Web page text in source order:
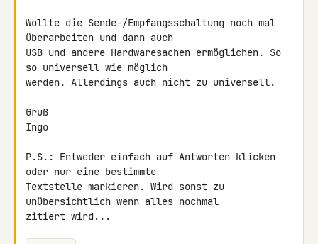
Wollte die Sende-/Empfangsschaltung noch mal
überarbeiten und dann auch
USB und andere Hardwaresachen ermöglichen. So
so universell wie möglich
werden. Allerdings auch nicht zu universell.
Gruß
Ingo
P.S.: Entweder einfach auf Antworten klicken
oder nur eine bestimmte
Textstelle markieren. Wird sonst zu
unübersichtlich wenn alles nochmal
zitiert wird...